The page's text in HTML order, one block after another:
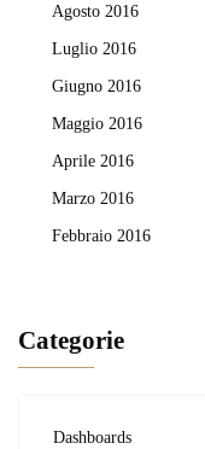
Agosto 2016
Luglio 2016
Giugno 2016
Maggio 2016
Aprile 2016
Marzo 2016
Febbraio 2016
Categorie
Dashboards